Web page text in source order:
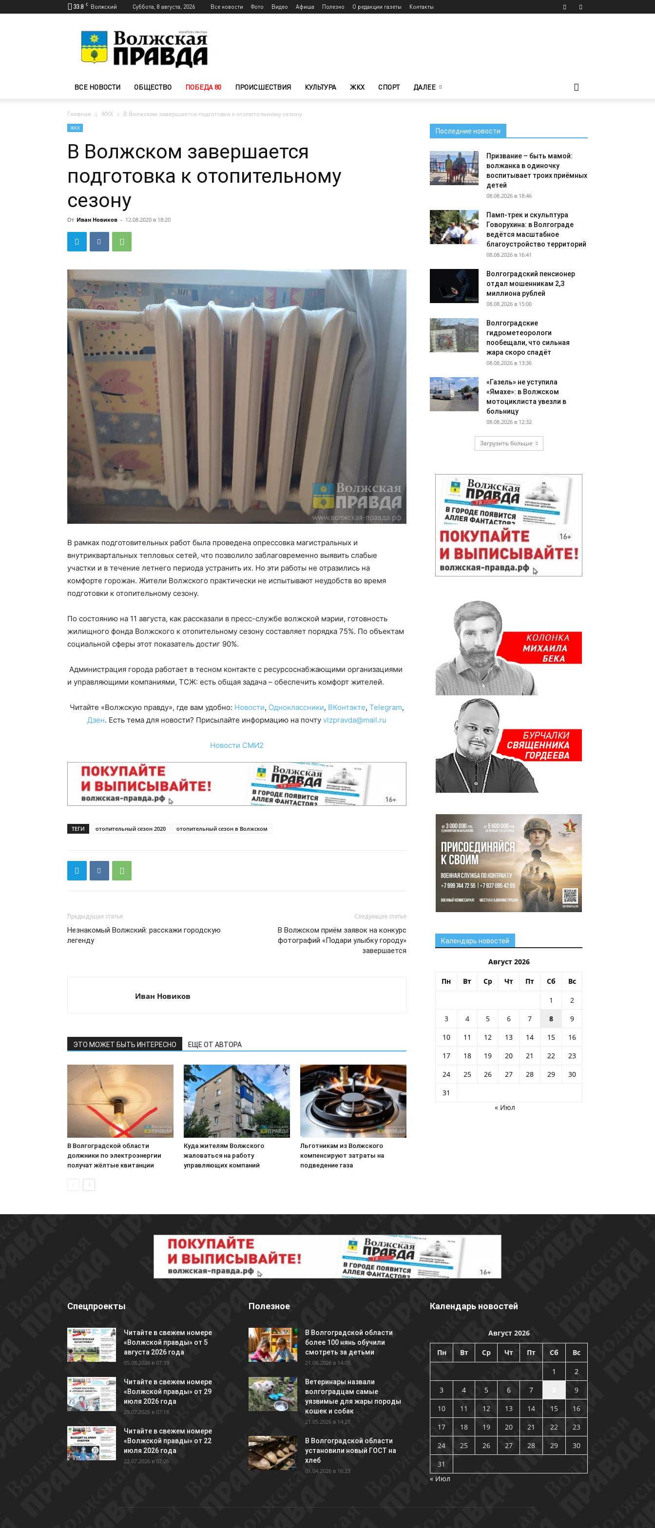
33.8 C Волжский Суббота, 8 августа, 2026 Все новости Фото Видео Афиша Полезно О редакции газеты Контакты
Волжского
—
Волжская
ВСЕ НОВОСТИ ОБЩЕСТВО ПОБЕДА 80 ПРОИСШЕСТВИЯ КУЛЬТУРА ЖКХ СПОРТ ДАЛЕЕ
Главная ЖКХ В Волжском завершается подготовка к отопительному сезону
ЖКХ
В Волжском завершается
подготовка к отопительному
сезону
От Иван Новиков - 12.08.2020 в 18:20
В рамках подготовительных работ была проведена опрессовка магистральных и
внутриквартальных тепловых сетей, что позволило заблаговременно выявить слабые
участки и в течение летнего периода устранить их. Но эти работы не отразились на
комфорте горожан. Жители Волжского практически не испытывают неудобств во время
подготовки к отопительному сезону.
По состоянию на 11 августа, как рассказали в пресс-службе волжской мэрии, готовность
жилищного фонда Волжского к отопительному сезону составляет порядка 75%. По объектам
социальной сферы этот показатель достиг 90%.
Администрация города работает в тесном контакте с ресурсоснабжающими организациями
и управляющими компаниями, ТСЖ: есть общая задача – обеспечить комфорт жителей.
Читайте «Волжскую правду», где вам удобно: Новости, Одноклассники, ВКонтакте, Telegram,
Дзен. Есть тема для новости? Присылайте информацию на почту vlzpravda@mail.ru
Новости СМИ2
ТЕГИ отопительный сезон 2020 отопительный сезон в Волжском
Предыдущая статья
Незнакомый Волжский: расскажи городскую
легенду
Следующая статья
В Волжском приём заявок на конкурс
фотографий «Подари улыбку городу»
завершается
Иван Новиков
ЭТО МОЖЕТ БЫТЬ ИНТЕРЕСНО ЕЩЕ ОТ АВТОРА
В Волгоградской области
должники по электроэнергии
получат жёлтые квитанции
Куда жителям Волжского
жаловаться на работу
управляющих компаний
Льготникам из Волжского
компенсируют затраты на
подведение газа
Последние новости
Призвание – быть мамой:
волжанка в одиночку
воспитывает троих приёмных
детей
08.08.2026 в 18:46
Памп-трек и скульптура
Говорухина: в Волгограде
ведётся масштабное
благоустройство территорий
08.08.2026 в 16:41
Волгоградский пенсионер
отдал мошенникам 2,3
миллиона рублей
08.08.2026 в 15:00
Волгоградские
гидрометеорологи
пообещали, что сильная
жара скоро спадёт
08.08.2026 в 13:36
«Газель» не уступила
«Ямахе»: в Волжском
мотоциклиста увезли в
больницу
08.08.2026 в 12:32
Загрузить больше
Календарь новостей
Август 2026
Пн Вт Ср Чт Пт Сб Вс
1
2
3
4 5 6 7 8
9
10
11 12 13 14 15
16
17
18 19 20 21 22
23
24
25 26 27 28 29
30
31
« Июл
Спецпроекты
Читайте в свежем номере
«Волжской правды» от 5
августа 2026 года
05.08.2026 в 07:39
Читайте в свежем номере
«Волжской правды» от 29
июля 2026 года
29.07.2026 в 07:18
Читайте в свежем номере
«Волжской правды» от 22
июля 2026 года
22.07.2026 в 07:26
Полезное
В Волгоградской области
более 100 нянь обучили
смотреть за детьми
21.06.2026 в 14:05
Ветеринары назвали
волгоградцам самые
уязвимые для жары породы
кошек и собак
21.05.2026 в 14:27
В Волгоградской области
установили новый ГОСТ на
хлеб
01.04.2026 в 16:23
Календарь новостей
Август 2026
Пн Вт Ср Чт Пт Сб Вс
1
2
3
4 5 6 7
9
10
11 12 13 14 15
16
17
18 19 20 21 22
23
24
25 26 27 28 29
30
31
« Июл